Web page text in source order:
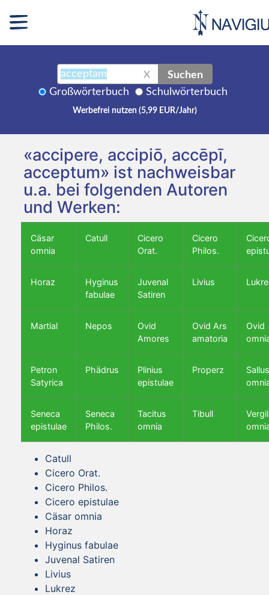
X Suchen
Großwörterbuch Schulwörterbuch
Werbefrei nutzen (5,99 EUR/Jahr)
«accipere, accipiō, accēpī,
acceptum» ist nachweisbar
u.a. bei folgenden Autoren
und Werken:
Cäsar
omnia
Catull
Cicero
Orat.
Cicero
Philos.
Horaz
Hyginus
fabulae
Juvenal
Satiren
Livius
Martial Nepos
Ovid
Amores
Ovid Ars
amatoria
Ovid
Petron
Satyrica
Phädrus
Plinius
epistulae
Properz
Seneca
epistulae
Seneca
Philos.
Tacitus
omnia
Tibull
Vergil
Catull
Cicero Orat.
Cicero Philos.
Cicero epistulae
Cäsar omnia
Horaz
Hyginus fabulae
Juvenal Satiren
Livius
Lukrez